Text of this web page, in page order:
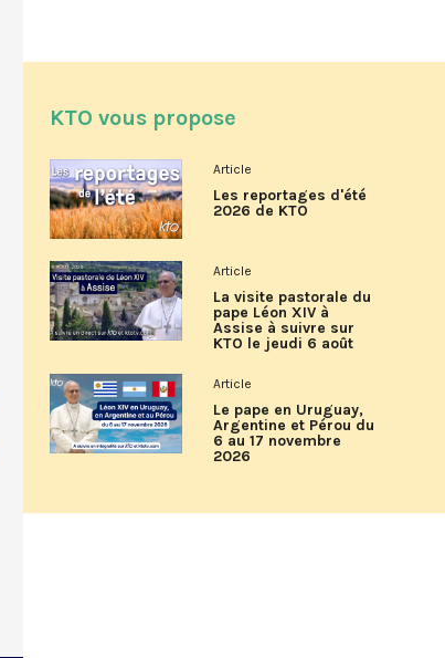
KTO vous propose
Article
Les reportages d'été
2026 de KTO
Article
La visite pastorale du
pape Léon XIV à
Assise à suivre sur
KTO le jeudi 6 août
Article
Le pape en Uruguay,
Argentine et Pérou du
6 au 17 novembre
2026